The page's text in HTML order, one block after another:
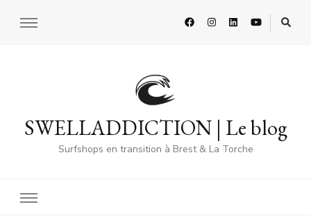
SWELLADDICTION | Le blog
Surfshops en transition à Brest & La Torche